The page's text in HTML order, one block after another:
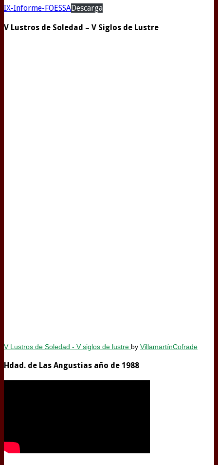
IX-Informe-FOESSADescarga
V Lustros de Soledad – V Siglos de Lustre
V Lustros de Soledad - V siglos de lustre by VillamartínCofrade
Hdad. de Las Angustias año de 1988